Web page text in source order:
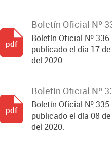
Boletín Oficial Nº
Boletín Oficial Nº 336
publicado el dia 17
del 2020.
pdf
Boletín Oficial Nº
Boletín Oficial Nº 335
publicado el día 08
del 2020.
pdf